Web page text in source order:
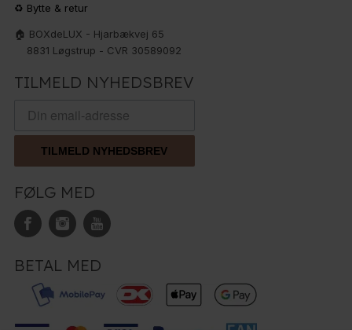
♻️ Bytte & retur
🏠 BOXdeLUX - Hjarbækvej 65
8831 Løgstrup - CVR 30589092
TILMELD NYHEDSBREV
TILMELD NYHEDSBREV
FØLG MED
BETAL MED